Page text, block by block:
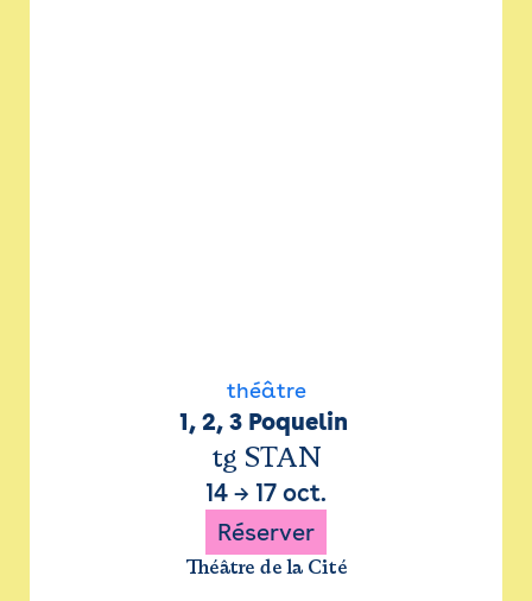
théâtre
1, 2, 3 Poquelin
tg STAN
14 → 17 oct.
Réserver
Théâtre de la Cité